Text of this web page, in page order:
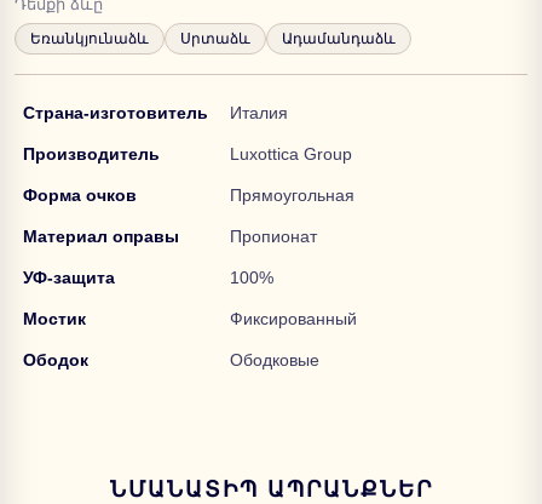
Դեմքի ձևը
Եռանկյունաձև Սրտաձև Ադամանդաձև
Страна-изготовитель Италия
Производитель Luxottica Group
Форма очков Прямоугольная
Материал оправы Пропионат
УФ-защита 100%
Мостик Фиксированный
Ободок Ободковые
ՆՄԱՆԱՏԻՊ ԱՊՐԱՆՔՆԵՐ